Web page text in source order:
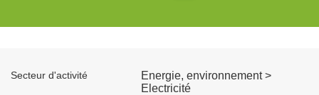
Secteur d'activité
Energie, environnement >
Electricité